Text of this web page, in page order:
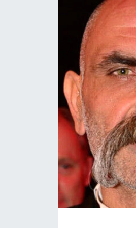
KÖŞE YAZILARI
KÖŞE YAZILARI (Arşiv)
KÜLTÜR SANAT
MAGAZİN
RÖPORTAJ
SARIYER HABERLERİ
SARIYER İMAR BARIŞI